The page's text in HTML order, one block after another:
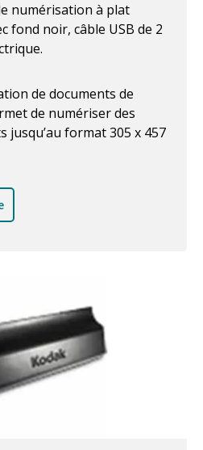
numérisation à plat
fond noir, câble USB de 2
de documents de
de numériser des
jusqu’au format 305 x 457